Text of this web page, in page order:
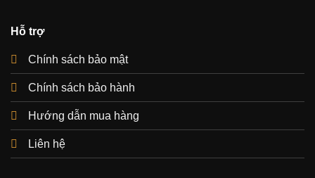
Hỗ trợ
Chính sách bảo mật
Chính sách bảo hành
Hướng dẫn mua hàng
Liên hệ